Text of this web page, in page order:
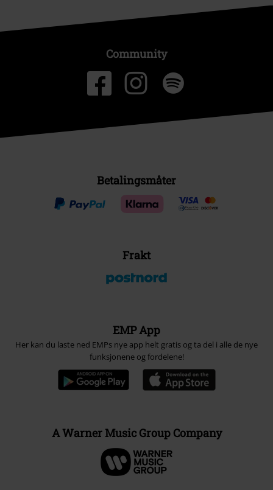
Community
Betalingsmåter
Frakt
EMP App
Her kan du laste ned EMPs nye app helt gratis og ta del i alle de nye
funksjonene og fordelene!
A Warner Music Group Company